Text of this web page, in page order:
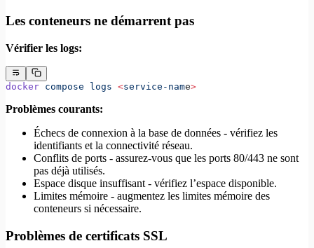
Les conteneurs ne démarrent pas
Vérifier les logs:
docker compose logs <service-name>
Problèmes courants:
Échecs de connexion à la base de données - vérifiez les
identifiants et la connectivité réseau.
Conflits de ports - assurez-vous que les ports 80/443 ne sont
pas déjà utilisés.
Espace disque insuffisant - vérifiez l’espace disponible.
Limites mémoire - augmentez les limites mémoire des
conteneurs si nécessaire.
Problèmes de certificats SSL